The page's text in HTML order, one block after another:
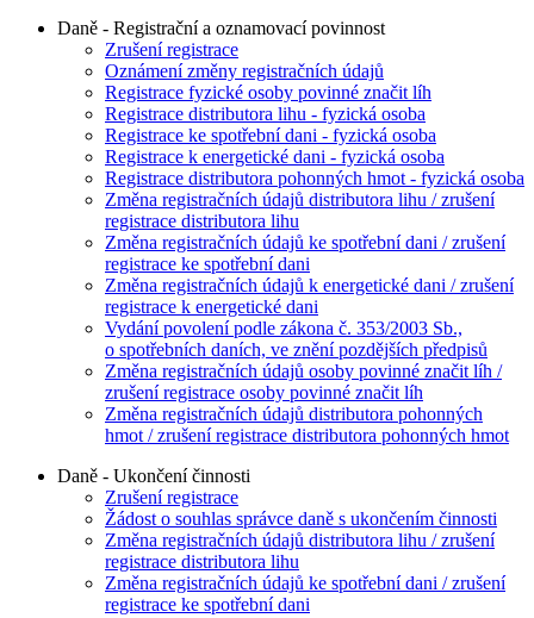
Daně - Registrační a oznamovací povinnost
Zrušení registrace
Oznámení změny registračních údajů
Registrace fyzické osoby povinné značit líh
Registrace distributora lihu - fyzická osoba
Registrace ke spotřební dani - fyzická osoba
Registrace k energetické dani - fyzická osoba
Registrace distributora pohonných hmot - fyzická osoba
Změna registračních údajů distributora lihu / zrušení
registrace distributora lihu
Změna registračních údajů ke spotřební dani / zrušení
registrace ke spotřební dani
Změna registračních údajů k energetické dani / zrušení
registrace k energetické dani
Vydání povolení podle zákona č. 353/2003 Sb.,
o spotřebních daních, ve znění pozdějších předpisů
Změna registračních údajů osoby povinné značit líh /
zrušení registrace osoby povinné značit líh
Změna registračních údajů distributora pohonných
hmot / zrušení registrace distributora pohonných hmot
Daně - Ukončení činnosti
Zrušení registrace
Žádost o souhlas správce daně s ukončením činnosti
Změna registračních údajů distributora lihu / zrušení
registrace distributora lihu
Změna registračních údajů ke spotřební dani / zrušení
registrace ke spotřební dani